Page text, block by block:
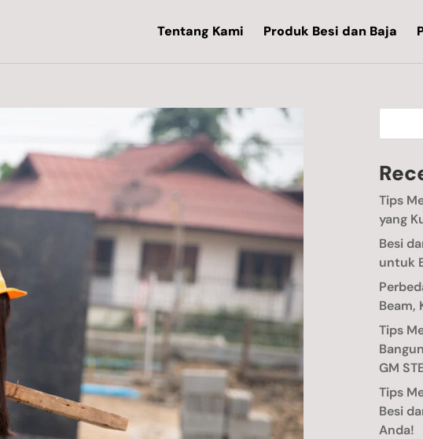
Tentang Kami Produk Besi dan Baja
Tips
yang
Besi
untuk
Beam,
Tips
GM
Tips
Besi
Anda!